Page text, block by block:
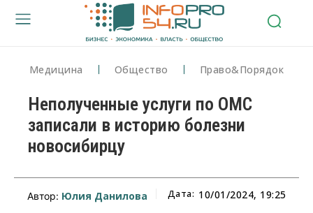
Медицина Общество Право&Порядок
Неполученные услуги по ОМС
записали в историю болезни
новосибирцу
Автор: Юлия Данилова Дата: 10/01/2024, 19:25